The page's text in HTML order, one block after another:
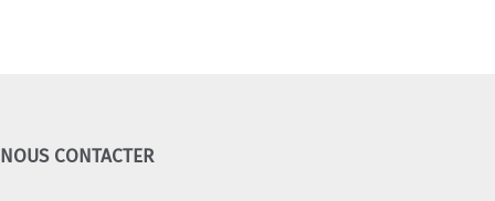
NOUS CONTACTER